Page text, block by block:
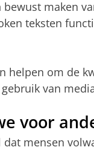
bewust maken
teksten
helpen om de
van
voor
dat mensen